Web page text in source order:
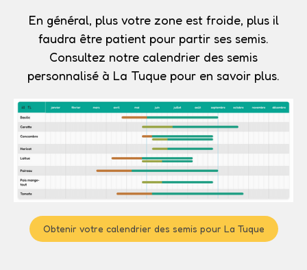
En général, plus votre zone est froide, plus il
faudra être patient pour partir ses semis.
Consultez notre calendrier des semis
personnalisé à La Tuque pour en savoir plus.
Obtenir votre calendrier des semis pour La Tuque